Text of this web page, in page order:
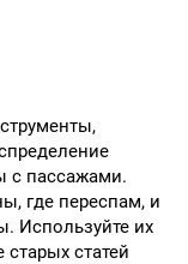
с пассажами.
где переспам, и
Используйте их
статей